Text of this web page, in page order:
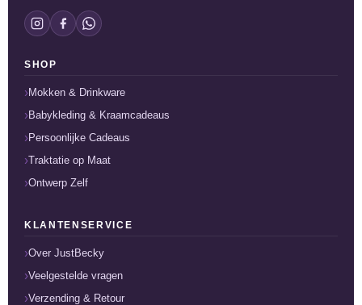
SHOP
Mokken & Drinkware
Babykleding & Kraamcadeaus
Persoonlijke Cadeaus
Traktatie op Maat
Ontwerp Zelf
KLANTENSERVICE
Over JustBecky
Veelgestelde vragen
Verzending & Retour